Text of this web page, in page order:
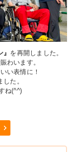
を再開しました。
わいます。
い表情に！
た。
ね(^^)